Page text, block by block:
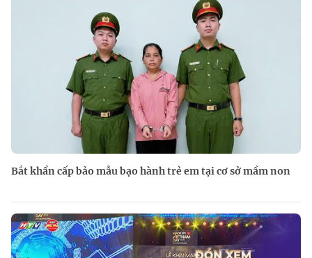
Bắt khẩn cấp bảo mẫu bạo hành trẻ em tại cơ sở mầm non